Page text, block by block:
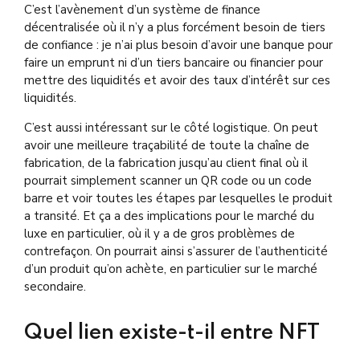
C’est l’avènement d’un système de finance
décentralisée où il n’y a plus forcément besoin de tiers
de confiance : je n’ai plus besoin d’avoir une banque pour
faire un emprunt ni d’un tiers bancaire ou financier pour
mettre des liquidités et avoir des taux d’intérêt sur ces
liquidités.
C’est aussi intéressant sur le côté logistique. On peut
avoir une meilleure traçabilité de toute la chaîne de
fabrication, de la fabrication jusqu’au client final où il
pourrait simplement scanner un QR code ou un code
barre et voir toutes les étapes par lesquelles le produit
a transité. Et ça a des implications pour le marché du
luxe en particulier, où il y a de gros problèmes de
contrefaçon. On pourrait ainsi s’assurer de l’authenticité
d’un produit qu’on achète, en particulier sur le marché
secondaire.
Quel lien existe-t-il entre NFT